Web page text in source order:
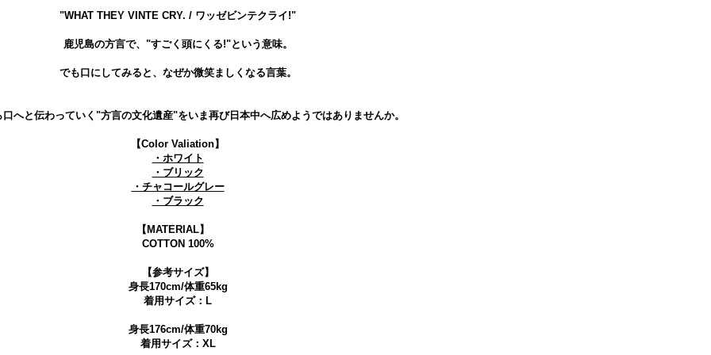
"WHAT THEY VINTE CRY. / ワッゼビンテクライ!"
鹿児島の方言で、"すごく頭にくる!"という意味。
でも口にしてみると、なぜか微笑ましくなる言葉。
へと伝わっていく"方言の文化遺産"をいま再び日本中へ広めようではありませんか。
【Color Valiation】
・ホワイト
・ブリック
・チャコールグレー
・ブラック
【MATERIAL】
COTTON 100%
【参考サイズ】
身長170cm/体重65kg
着用サイズ：L
身長176cm/体重70kg
着用サイズ：XL